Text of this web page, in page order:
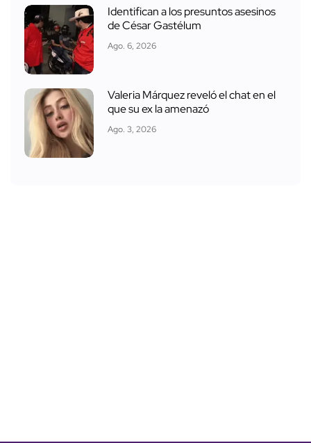
Identifican a los presuntos asesinos
de César Gastélum
Ago. 6, 2026
Valeria Márquez reveló el chat en el
que su ex la amenazó
Ago. 3, 2026